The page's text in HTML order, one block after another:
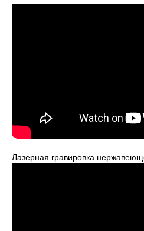
Лазерная гравировка